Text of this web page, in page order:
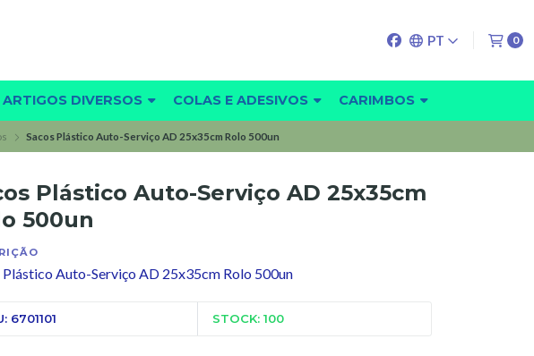
PT 0
ARTIGOS DIVERSOS COLAS E ADESIVOS CARIMBOS
Sacos Plástico Auto-Serviço AD 25x35cm Rolo 500un
Plástico Auto-Serviço AD 25x35cm
500un
Plástico Auto-Serviço AD 25x35cm Rolo 500un
6701101 STOCK: 100